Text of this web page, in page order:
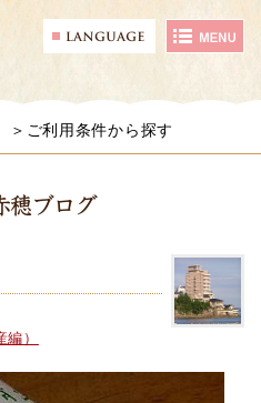
ご利用条件から探す
穂ブログ
）